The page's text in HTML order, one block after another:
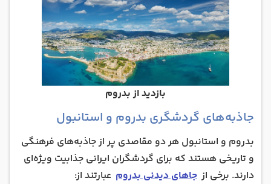
بازدید از بدروم
جاذبه‌های گردشگری بدروم و استانبول
بدروم و استانبول هر دو مقاصدی پر از جاذبه‌های فرهنگی
و تاریخی هستند که برای گردشگران ایرانی جذابیت ویژه‌ای
دارند. برخی از جاهای دیدنی بدروم عبارتند از: